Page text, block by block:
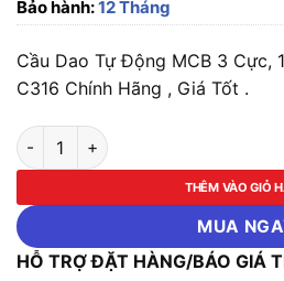
Bảo hành:12 Tháng
Cầu Dao Tự Động MCB 3 Cực,
C316 Chính Hãng , Giá Tốt .
Cầu Dao Tự Động MCB 3 Cực,
THÊM VÀO GIỎ
MUA
HỖ TRỢ ĐẶT HÀNG/BÁO GIÁ